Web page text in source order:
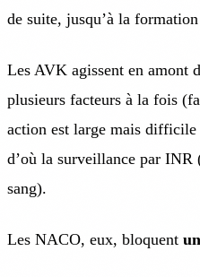
de suite, jusqu’à la
Les AVK agissent en amont
plusieurs facteurs à la fois
action est large mais
d’où la surveillance par
sang).
Les NACO, eux, bloquent